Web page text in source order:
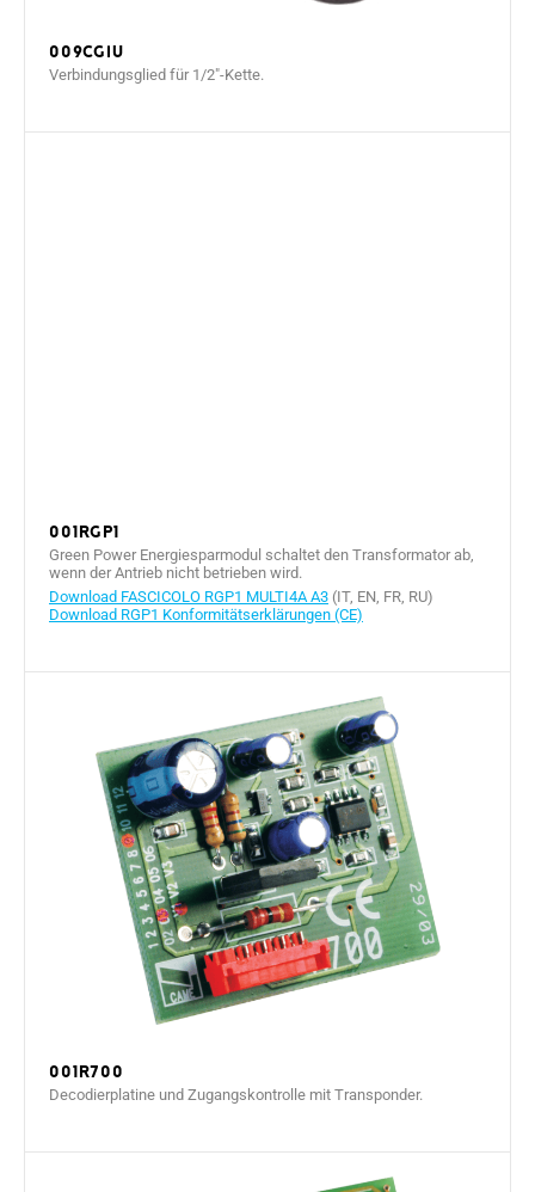
009CGIU
Verbindungsglied für 1/2"-Kette.
001RGP1
Green Power Energiesparmodul schaltet den Transformator ab,
wenn der Antrieb nicht betrieben wird.
Download FASCICOLO RGP1 MULTI4A A3 (IT, EN, FR, RU)
Download RGP1 Konformitätserklärungen (CE)
001R700
Decodierplatine und Zugangskontrolle mit Transponder.